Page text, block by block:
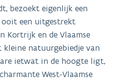
bezoekt eigenlijk een
een uitgestrekt
Kortrijk en de Vlaamse
kleine natuurgebiedje van
ietwat in de hoogte ligt,
West-Vlaamse